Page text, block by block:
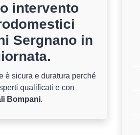
intervento
Sergnano in
è sicura e duratura perché
qualificati e con
Bompani.